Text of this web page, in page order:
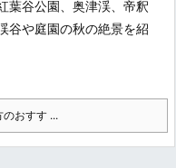
葉谷公園、奥津渓、帝釈
谷や庭園の秋の絶景を紹
おすす ...